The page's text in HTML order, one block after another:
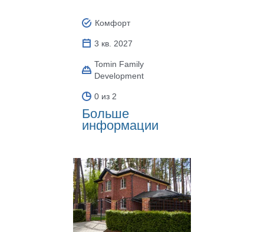
Комфорт
3 кв. 2027
Tomin Family
Development
0 из 2
Больше
информации